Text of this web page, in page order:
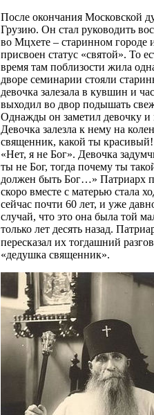
После окончания Московской
Грузию. Он стал руководить
во Мцхете – старинном городе
присвоен статус «святой». То
время там поблизости жила
дворе семинарии стояли
девочка залезала в кувшин и
выходил во двор подышать
Однажды он заметил девочку и
Девочка залезла к нему на
священник, какой ты
«Нет, я не Бог». Девочка
ты не Бог, тогда почему ты
должен быть Бог…» Патриарх
скоро вместе с матерью стала
сейчас почти 60 лет, и уже
случай, что это она была той
только лет десять назад.
пересказал их тогдашний
«дедушка священник».